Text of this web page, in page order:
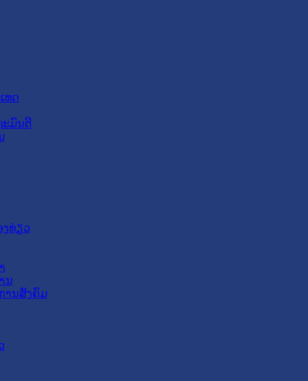
ທດ
ະມົນຕີ
ງທ່ຽວ
ນ
ານສັງຄົມ